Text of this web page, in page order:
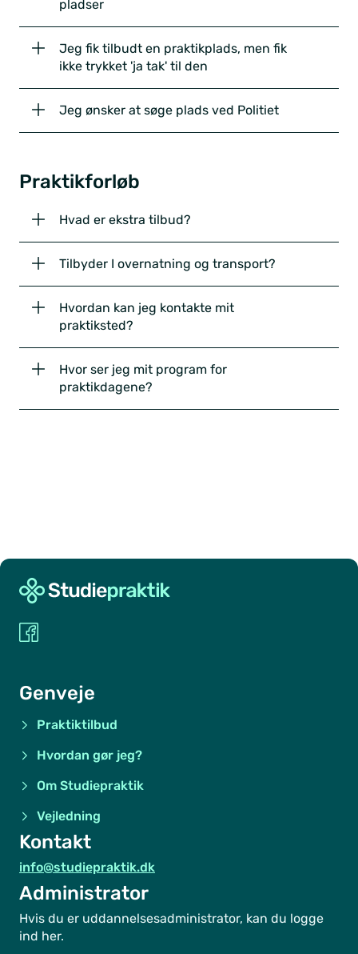
pladser
Jeg fik tilbudt en praktikplads, men fik
ikke trykket 'ja tak' til den
Jeg ønsker at søge plads ved Politiet
Praktikforløb
Hvad er ekstra tilbud?
Tilbyder I overnatning og transport?
Hvordan kan jeg kontakte mit
praktiksted?
Hvor ser jeg mit program for
praktikdagene?
Genveje
Praktiktilbud
Hvordan gør jeg?
Om Studiepraktik
Vejledning
Kontakt
info@studiepraktik.dk
Administrator
Hvis du er uddannelsesadministrator, kan du logge
ind her.